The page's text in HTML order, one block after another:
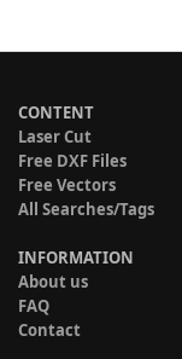
CONTENT
Laser Cut
Free DXF Files
Free Vectors
All Searches/Tags
INFORMATION
About us
FAQ
Contact